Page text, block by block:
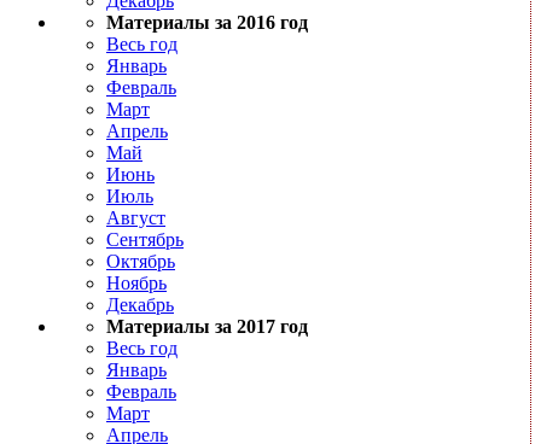
Материалы за 2016 год
Весь год
Январь
Февраль
Март
Апрель
Май
Июнь
Июль
Август
Сентябрь
Октябрь
Ноябрь
Декабрь
Материалы за 2017 год
Весь год
Январь
Февраль
Март
Апрель